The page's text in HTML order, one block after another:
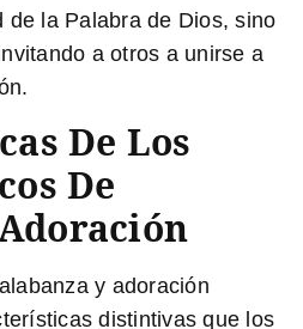
de la Palabra de Dios, sino
a otros a unirse a
De Los
De
y adoración
distintivas que los